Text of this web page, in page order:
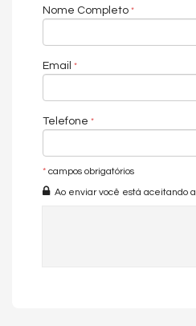
Sala para 2 Ambientes
Banheiro Social
Sala de TV
Sala para 3 Ambientes
Vista Panorâmica
Salão de Festas
Nome Completo
Email
Telefone
* campos obrigatórios
Ao enviar você está aceitando a